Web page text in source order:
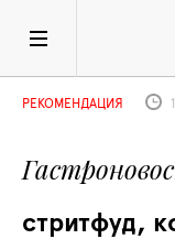
стритфуд,
РЕКОМЕНДАЦИЯ